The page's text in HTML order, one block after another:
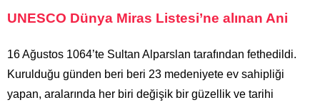
UNESCO Dünya Miras Listesi’ne alınan Ani
16 Ağustos 1064’te Sultan Alparslan tarafından fethedildi.
Kurulduğu günden beri beri 23 medeniyete ev sahipliği
yapan, aralarında her biri değişik bir güzellik ve tarihi